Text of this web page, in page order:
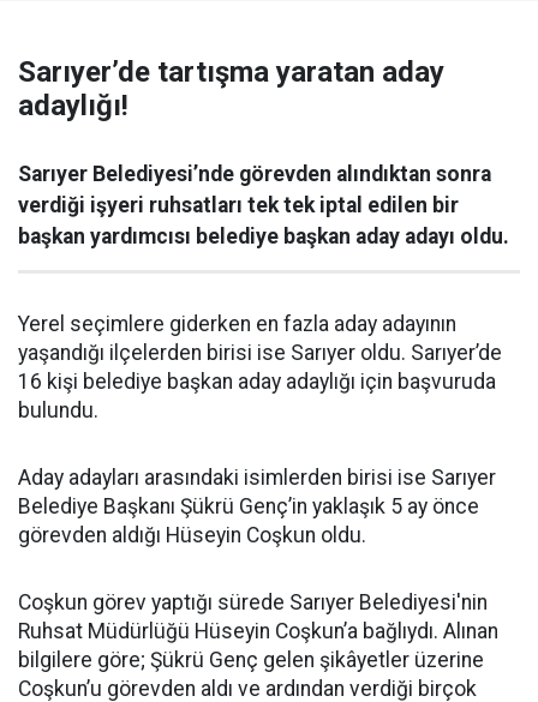
Sarıyer’de tartışma yaratan aday
adaylığı!
Sarıyer Belediyesi’nde görevden alındıktan sonra
verdiği işyeri ruhsatları tek tek iptal edilen bir
başkan yardımcısı belediye başkan aday adayı oldu.
Yerel seçimlere giderken en fazla aday adayının
yaşandığı ilçelerden birisi ise Sarıyer oldu. Sarıyer’de
16 kişi belediye başkan aday adaylığı için başvuruda
bulundu.
Aday adayları arasındaki isimlerden birisi ise Sarıyer
Belediye Başkanı Şükrü Genç’in yaklaşık 5 ay önce
görevden aldığı Hüseyin Coşkun oldu.
Coşkun görev yaptığı sürede Sarıyer Belediyesi'nin
Ruhsat Müdürlüğü Hüseyin Coşkun’a bağlıydı. Alınan
bilgilere göre; Şükrü Genç gelen şikâyetler üzerine
Coşkun’u görevden aldı ve ardından verdiği birçok